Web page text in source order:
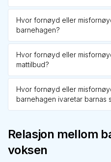
Hvor fornøyd eller
barnehagen?
Hvor fornøyd eller
mattilbud?
Hvor fornøyd eller
barnehagen ivaretar barnas
Relasjon mellom
voksen